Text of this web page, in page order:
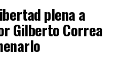
plena a
Gilberto Correa